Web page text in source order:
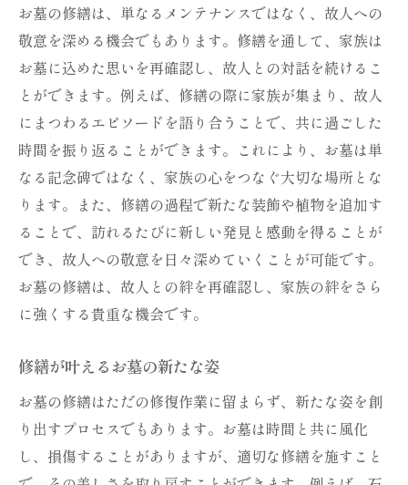
お墓の修繕は、単なるメンテナンスではなく、故人への
敬意を深める機会でもあります。修繕を通して、家族は
お墓に込めた思いを再確認し、故人との対話を続けるこ
とができます。例えば、修繕の際に家族が集まり、故人
にまつわるエピソードを語り合うことで、共に過ごした
時間を振り返ることができます。これにより、お墓は単
なる記念碑ではなく、家族の心をつなぐ大切な場所とな
ります。また、修繕の過程で新たな装飾や植物を追加す
ることで、訪れるたびに新しい発見と感動を得ることが
でき、故人への敬意を日々深めていくことが可能です。
お墓の修繕は、故人との絆を再確認し、家族の絆をさら
に強くする貴重な機会です。
修繕が叶えるお墓の新たな姿
お墓の修繕はただの修復作業に留まらず、新たな姿を創
り出すプロセスでもあります。お墓は時間と共に風化
し、損傷することがありますが、適切な修繕を施すこと